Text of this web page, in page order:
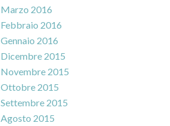
Marzo 2016
Febbraio 2016
Gennaio 2016
Dicembre 2015
Novembre 2015
Ottobre 2015
Settembre 2015
Agosto 2015